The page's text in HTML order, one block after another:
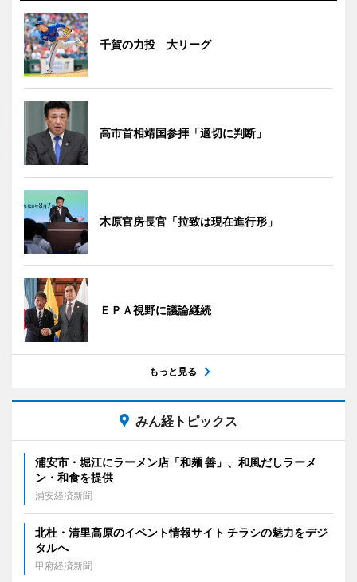
千賀の力投 大リーグ
高市首相靖国参拝「適切に判断」
木原官房長官「拉致は現在進行形」
ＥＰＡ視野に議論継続
もっと見る
みん経トピックス
浦安市・堀江にラーメン店「和麺 善」、和風だしラーメ
ン・和食を提供
浦安経済新聞
北杜・清里高原のイベント情報サイト チラシの魅力をデジ
タルへ
甲府経済新聞